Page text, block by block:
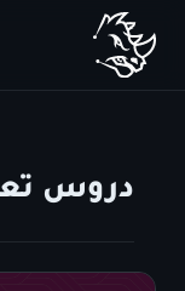
دروس